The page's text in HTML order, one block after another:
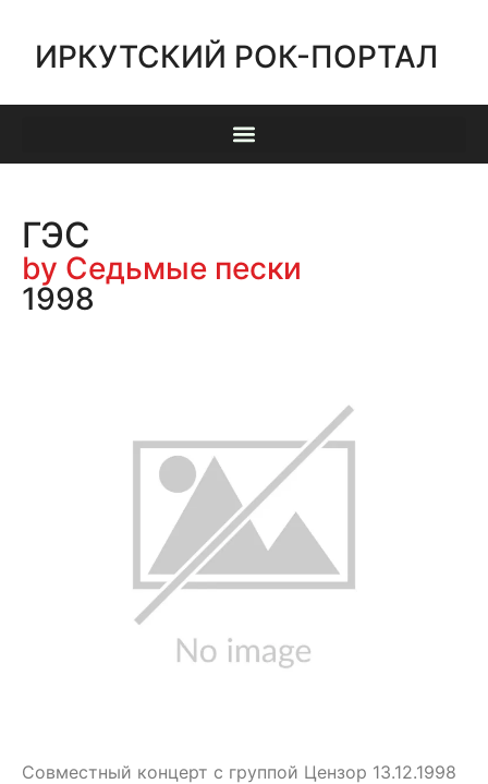
ИРКУТСКИЙ РОК-ПОРТАЛ
ГЭС
by Седьмые пески
1998
Совместный концерт с группой Цензор 13.12.1998